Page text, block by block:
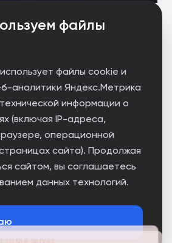
файлы
файлы cookie и
аналитики Яндекс.Метрика
информации о
(включая IP-адреса,
операционной
сайта). Продолжая
сайтом, вы соглашаетесь
данных технологий.
Поделиться
to the server.
to the server.